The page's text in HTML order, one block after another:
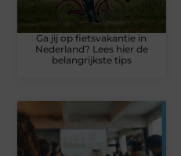
Ga jij op fietsvakantie in
Nederland? Lees hier de
belangrijkste tips